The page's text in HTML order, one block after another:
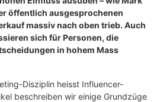
öffentlich ausgesprochenen
massiv nach oben trieb. Auch
sich für Personen, die
in hohem Mass
Disziplin heisst Influencer-
beschreiben wir einige Grundzüge